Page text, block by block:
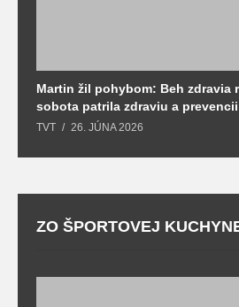
Martin žil pohybom: Beh zdravia
sobota patrila zdraviu a prevencii
TVT 26. JÚNA 2026
ZO ŠPORTOVEJ